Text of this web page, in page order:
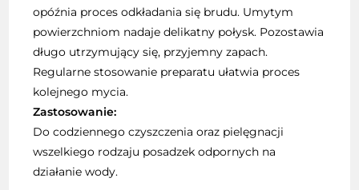
opóźnia proces odkładania się brudu. Umytym
powierzchniom nadaje delikatny połysk. Pozostawia
długo utrzymujący się, przyjemny zapach.
Regularne stosowanie preparatu ułatwia proces
kolejnego mycia.
Zastosowanie:
Do codziennego czyszczenia oraz pielęgnacji
wszelkiego rodzaju posadzek odpornych na
działanie wody.